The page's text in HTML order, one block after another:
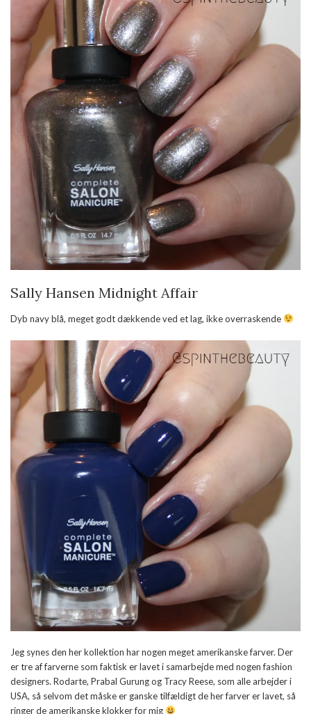
Sally Hansen Midnight Affair
Dyb navy blå, meget godt dækkende ved et lag, ikke overraskende
Jeg synes den her kollektion har nogen meget amerikanske farver. Der
er tre af farverne som faktisk er lavet i samarbejde med nogen fashion
designers. Rodarte, Prabal Gurung og Tracy Reese, som alle arbejder i
USA, så selvom det måske er ganske tilfældigt de her farver er lavet, så
ringer de amerikanske klokker for mig